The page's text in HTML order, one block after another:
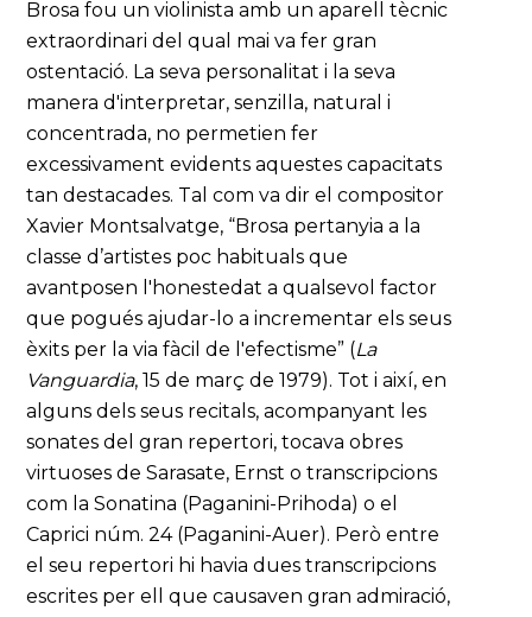
Brosa fou un violinista amb un aparell tècnic
extraordinari del qual mai va fer gran
ostentació. La seva personalitat i la seva
manera d'interpretar, senzilla, natural i
concentrada, no permetien fer
excessivament evidents aquestes capacitats
tan destacades. Tal com va dir el compositor
Xavier Montsalvatge, “Brosa pertanyia a la
classe d’artistes poc habituals que
avantposen l'honestedat a qualsevol factor
que pogués ajudar-lo a incrementar els seus
èxits per la via fàcil de l'efectisme” (La
Vanguardia, 15 de març de 1979). Tot i així, en
alguns dels seus recitals, acompanyant les
sonates del gran repertori, tocava obres
virtuoses de Sarasate, Ernst o transcripcions
com la Sonatina (Paganini-Prihoda) o el
Caprici núm. 24 (Paganini-Auer). Però entre
el seu repertori hi havia dues transcripcions
escrites per ell que causaven gran admiració,